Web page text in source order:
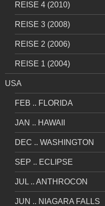
REISE 4 (2010)
REISE 3 (2008)
REISE 2 (2006)
REISE 1 (2004)
USA
FEB .. FLORIDA
JAN .. HAWAII
DEC .. WASHINGTON
SEP .. ECLIPSE
JUL .. ANTHROCON
JUN .. NIAGARA FALLS